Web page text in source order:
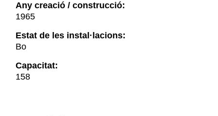
Any creació / construcció:
1965
Estat de les instal·lacions:
Bo
Capacitat:
158